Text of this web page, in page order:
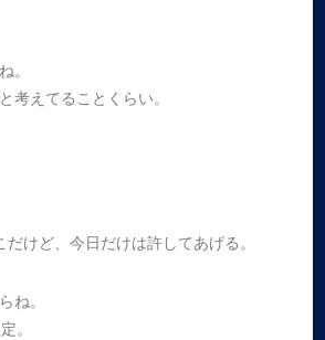
。
考えてることくらい。
けど、今日だけは許してあげる。
ね。
。